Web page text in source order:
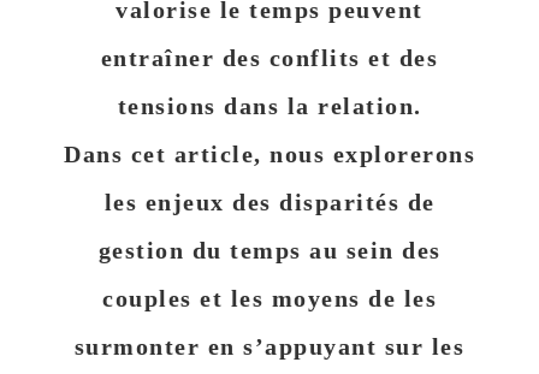
valorise le temps peuvent
entraîner des conflits et des
tensions dans la relation.
Dans cet article, nous explorerons
les enjeux des disparités de
gestion du temps au sein des
couples et les moyens de les
surmonter en s’appuyant sur les